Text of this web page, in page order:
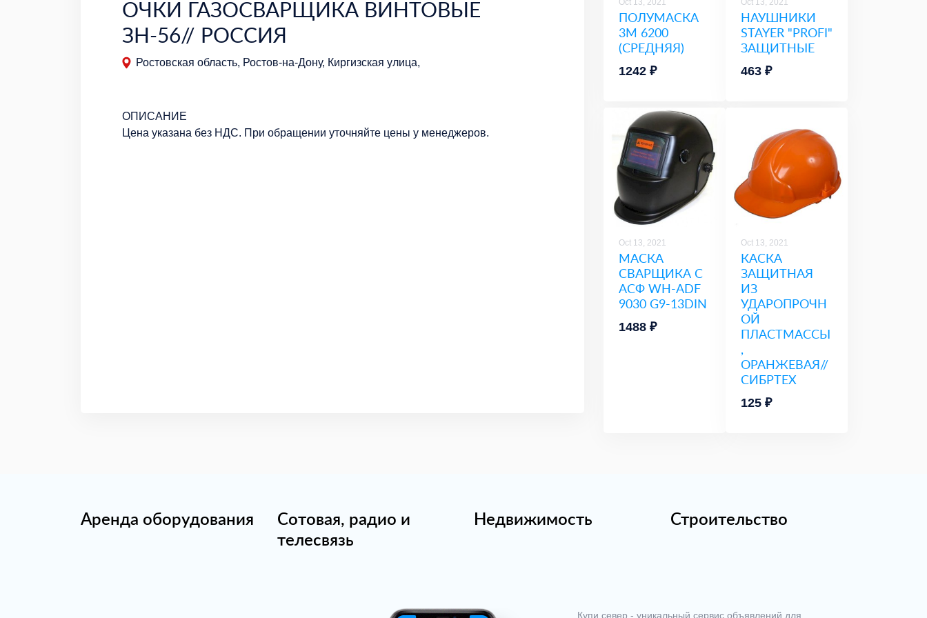
ОЧКИ ГАЗОСВАРЩИКА ВИНТОВЫЕ
ЗН-56// РОССИЯ
Ростовская область, Ростов-на-Дону, Киргизская улица,
ОПИСАНИЕ
Цена указана без НДС. При обращении уточняйте цены у менеджеров.
Oct 13, 2021
ПОЛУМАСКА
3М 6200
(СРЕДНЯЯ)
1242 ₽
Oct 13, 2021
НАУШНИКИ
STAYER "PROFI"
ЗАЩИТНЫЕ
463 ₽
Oct 13, 2021
МАСКА
СВАРЩИКА С
АСФ WH-ADF
9030 G9-13DIN
1488 ₽
Oct 13, 2021
КАСКА
ЗАЩИТНАЯ
ИЗ
УДАРОПРОЧН
ОЙ
ПЛАСТМАССЫ
,
ОРАНЖЕВАЯ//
СИБРТЕХ
125 ₽
Аренда оборудования
Сотовая, радио и
телесвязь
Недвижимость Строительство
Купи север - уникальный сервис объявлений для